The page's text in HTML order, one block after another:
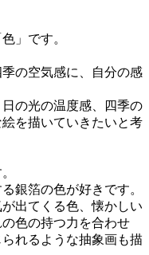
」です。
の空気感に、自分の感
の光の温度感、四季の
を描いていきたいと考
銀箔の色が好きです。
出てくる色、懐かしい
色の持つ力を合わせ
れるような抽象画も描